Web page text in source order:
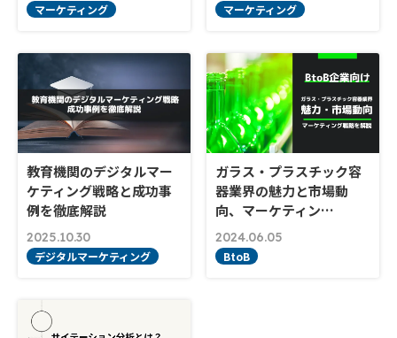
マーケティング マーケティング
教育機関のデジタルマー
ケティング戦略と成功事
例を徹底解説
2025.10.30
デジタルマーケティング
ガラス・プラスチック容
器業界の魅力と市場動
向、マーケティン…
2024.06.05
BtoB